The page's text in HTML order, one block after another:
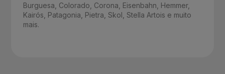
Burguesa, Colorado, Corona, Eisenbahn, Hemmer,
Kairós, Patagonia, Pietra, Skol, Stella Artois e muito
mais.